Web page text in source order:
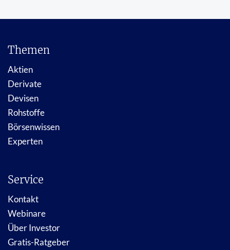
Themen
Aktien
Derivate
Devisen
Rohstoffe
Börsenwissen
Experten
Service
Kontakt
Webinare
Über Investor
Gratis-Ratgeber